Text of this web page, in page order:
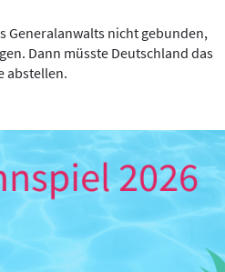
Generalanwalts nicht gebunden,
Dann müsste Deutschland das
abstellen.